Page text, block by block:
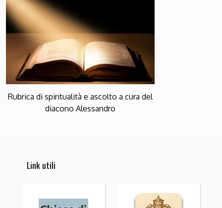
Rubrica di spiritualità e ascolto a cura del
diacono Alessandro
Link utili